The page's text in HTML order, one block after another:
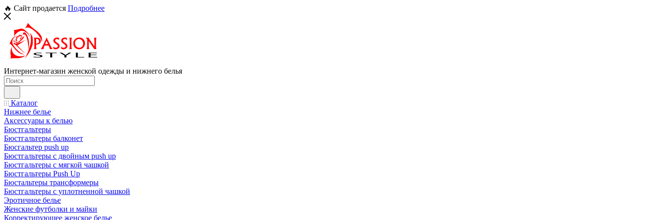
🔥 Сайт продается Подробнее
Интернет-магазин женской одежды и нижнего белья
Каталог
Нижнее белье
Аксессуары к белью
Бюстгальтеры
Бюстгальтеры балконет
Бюсгальтер push up
Бюстгальтеры с двойным push up
Бюстгальтеры с мягкой чашкой
Бюстгальтеры Push Up
Бюстальтеры трансформеры
Бюстгальтеры с уплотненной чашкой
Эротичное белье
Женские футболки и майки
Корректирующее женское белье